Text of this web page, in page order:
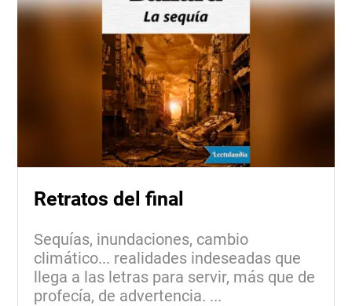
Retratos del final
Sequías, inundaciones, cambio
climático... realidades indeseadas que
llega a las letras para servir, más que de
profecía, de advertencia. ...